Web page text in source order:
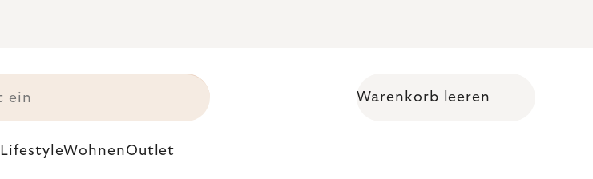
Warenkorb leeren
LifestyleWohnenOutlet